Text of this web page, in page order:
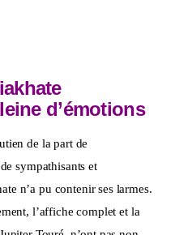
d’émotions
de la part de
sympathisants et
n’a pu contenir ses larmes.
l’affiche complet et la